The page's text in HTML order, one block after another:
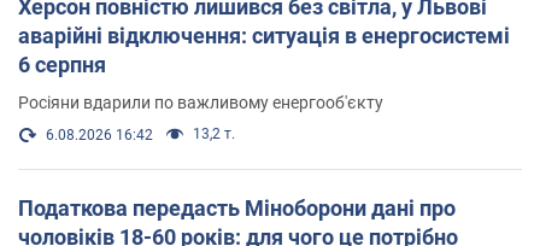
Херсон повністю лишився без світла, у Львові
аварійні відключення: ситуація в енергосистемі
6 серпня
Росіяни вдарили по важливому енергооб'єкту
6.08.2026 16:42 13,2 т.
Податкова передасть Міноборони дані про
чоловіків 18-60 років: для чого це потрібно